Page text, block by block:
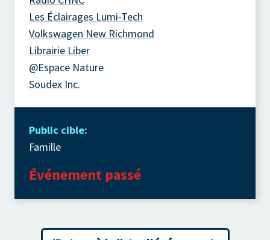
Les Éclairages Lumi-Tech
Volkswagen New Richmond
Librairie Liber
@Espace Nature
Soudex Inc.
Public cible:
Famille
Événement passé